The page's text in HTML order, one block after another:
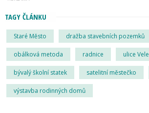
TAGY ČLÁNKU
Staré Město dražba stavebních pozemků
obálková metoda radnice ulice
bývalý školní statek satelitní městečko
výstavba rodinných domů